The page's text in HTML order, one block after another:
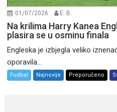
01/07/2026 E. B.
Na krilima Harry Kanea
plasira se u osminu finala
Engleska je izbjegla veliko
oporavila...
Fudbal Najnovije Preporučeno